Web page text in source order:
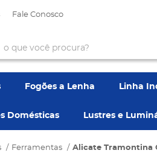
Fale Conosco
Fogões a Lenha Linha
Domésticas Lustres e
Ferramentas Alicate Tramontina